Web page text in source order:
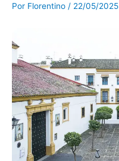
Por Florentino / 22/05/2025